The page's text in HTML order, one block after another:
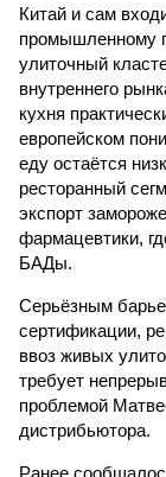
Китай и сам
промышленному
улиточный
внутреннего
кухня
европейском
еду остаётся
ресторанный
экспорт
фармацевтики,
БАДы.
Серьёзным
сертификации,
ввоз живых
требует
проблемой
дистрибьютора.
Ранее